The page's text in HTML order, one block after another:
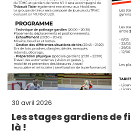
30 avril 2026
Les stages gardiens de
là !